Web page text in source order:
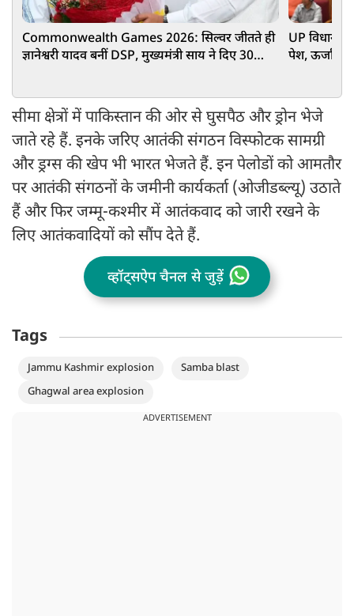
Commonwealth Games 2026: सिल्वर जीतते ही
ज्ञानेश्वरी यादव बनीं DSP, मुख्यमंत्री साय ने दिए 30
UP
पेश, ऊर्जा-
सीमा क्षेत्रों में पाकिस्तान की ओर से घुसपैठ और ड्रोन भेजे
जाते रहे हैं. इनके जरिए आतंकी संगठन विस्फोटक सामग्री
और ड्रग्स की खेप भी भारत भेजते हैं. इन पेलोडों को आमतौर
पर आतंकी संगठनों के जमीनी कार्यकर्ता (ओजीडब्ल्यू) उठाते
हैं और फिर जम्मू-कश्मीर में आतंकवाद को जारी रखने के
लिए आतंकवादियों को सौंप देते हैं.
व्हॉट्सऐप चैनल से जुड़ें
Tags
Jammu Kashmir explosion
Samba blast
Ghagwal area explosion
ADVERTISEMENT